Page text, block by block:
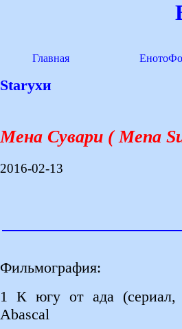
Главная
Starухи
Мена Сувари ( Mena
2016-02-13
Фильмография:
1 К югу от ада
Abascal